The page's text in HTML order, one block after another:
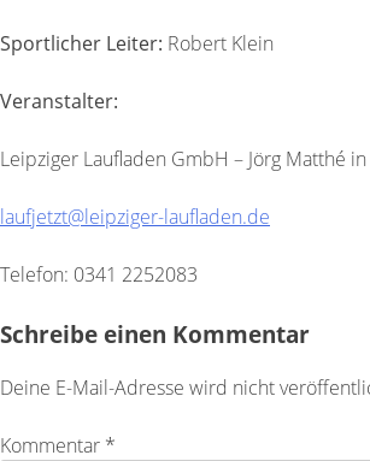
Sportlicher Leiter: Robert Klein
Veranstalter:
Leipziger Laufladen GmbH – Jörg Matthé
laufjetzt@leipziger-laufladen.de
Telefon: 0341 2252083
Schreibe einen Kommentar
Deine E-Mail-Adresse wird nicht
Kommentar *